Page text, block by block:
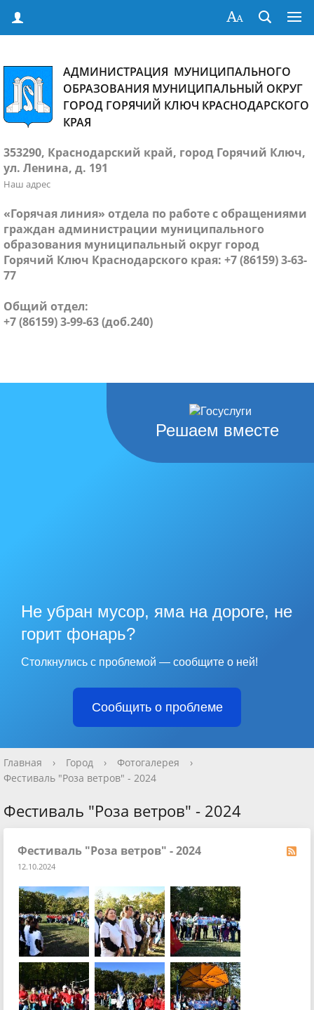
АДМИНИСТРАЦИЯ МУНИЦИПАЛЬНОГО
ОБРАЗОВАНИЯ МУНИЦИПАЛЬНЫЙ ОКРУГ
ГОРОД ГОРЯЧИЙ КЛЮЧ КРАСНОДАРСКОГО
КРАЯ
353290, Краснодарский край, город Горячий Ключ,
ул. Ленина, д. 191
Наш адрес
«Горячая линия» отдела по работе с обращениями
граждан администрации муниципального
образования муниципальный округ город
Горячий Ключ Краснодарского края: +7 (86159) 3-63-
77
Общий отдел:
+7 (86159) 3-99-63 (доб.240)
Решаем вместе
Не убран мусор, яма на дороге, не
горит фонарь?
Столкнулись с проблемой — сообщите о ней!
Сообщить о проблеме
Главная › Город › Фотогалерея
›
Фестиваль "Роза ветров" - 2024
Фестиваль "Роза ветров" - 2024
Фестиваль "Роза ветров" - 2024
12.10.2024